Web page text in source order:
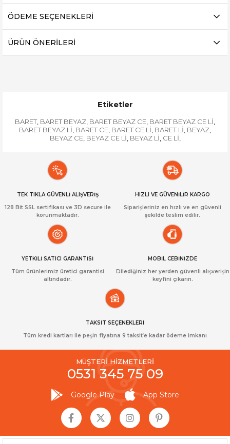
ÖDEME SEÇENEKLERI
ÜRÜN ÖNERILERI
Etiketler
BARET, BARET BEYAZ, BARET BEYAZ CE, BARET BEYAZ CE Lİ,
BARET BEYAZ Lİ, BARET CE, BARET CE Lİ, BARET Lİ, BEYAZ,
BEYAZ CE, BEYAZ CE Lİ, BEYAZ Lİ, CE Lİ,
TEK TIKLA GÜVENLİ ALIŞVERİŞ
128 Bit SSL sertifikası ve 3D secure ile
korunmaktadır.
HIZLI VE GÜVENİLİR KARGO
Siparişleriniz en hızlı ve en güvenli
şekilde teslim edilir.
YETKİLİ SATICI GARANTİSİ
Tüm ürünlerimiz üretici garantisi
altındadır.
MOBİL CEBİNİZDE
Dilediğiniz her yerden güvenli alışverişin
keyfini çıkarın.
TAKSİT SEÇENEKLERİ
Tüm kredi kartları ile peşin fiyatına 9 taksit’e kadar ödeme imkanı
MÜŞTERİ HİZMETLERİ
0531 345 75 09
Google Play App Store